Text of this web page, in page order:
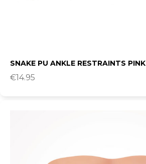
SNAKE PU ANKLE RESTRAINTS PINK
€14.95